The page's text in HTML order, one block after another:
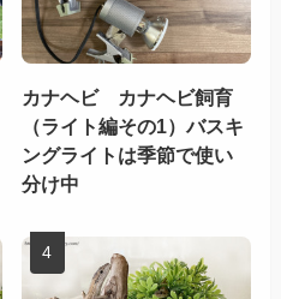
カナヘビ カナヘビ飼育
（ライト編その1）バスキ
ングライトは季節で使い
分け中